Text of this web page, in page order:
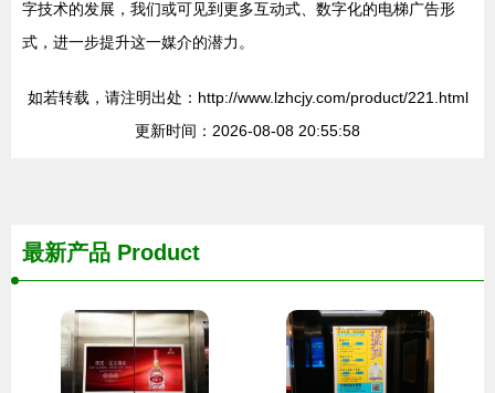
字技术的发展，我们或可见到更多互动式、数字化的电梯广告形
式，进一步提升这一媒介的潜力。
如若转载，请注明出处：http://www.lzhcjy.com/product/221.html
更新时间：2026-08-08 20:55:58
最新产品 Product